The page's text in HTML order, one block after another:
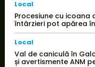
Local
Procesiune cu icoana
întârzieri pot apărea
Local
Val de caniculă în
și avertismente ANM